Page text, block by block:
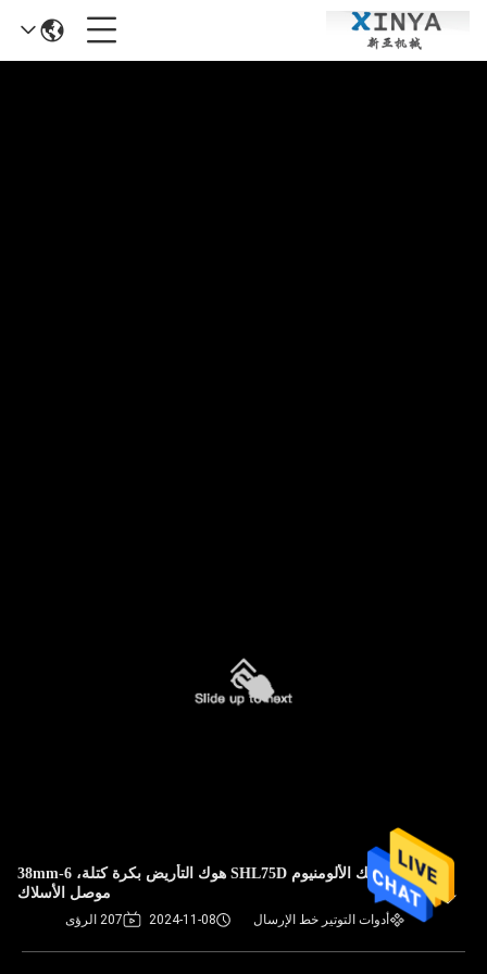
سبائك الألومنيوم SHL75D هوك التأريض بكرة كتلة، 6-38mm
موصل الأسلاك
أدوات التوتير خط الإرسال 2024-11-08 207 الرؤى